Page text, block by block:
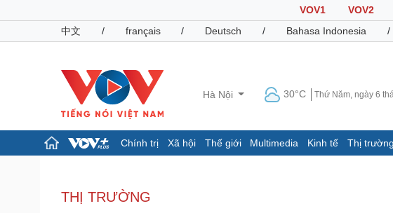
VOV1 VOV2
中文
/ français / Deutsch / Bahasa Indonesia /
Hà Nội 30°C Thứ Năm, ngày 6
Chính trị Xã hội Thế giới Multimedia Kinh tế Thị trường
Đảng
Tổ chức nhân sự
THỊ TRƯỜNG